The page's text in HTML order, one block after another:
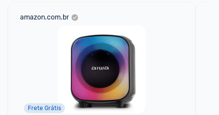
amazon.com.br
Frete Grátis